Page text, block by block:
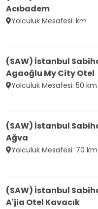
Acıbadem
Yolculuk Mesafesi: km
(SAW) İstanbul
Agaoğlu My City Otel
Yolculuk Mesafesi: 50 km
(SAW) İstanbul
Ağva
Yolculuk Mesafesi: 70 km
(SAW) İstanbul
A'jia Otel Kavacık